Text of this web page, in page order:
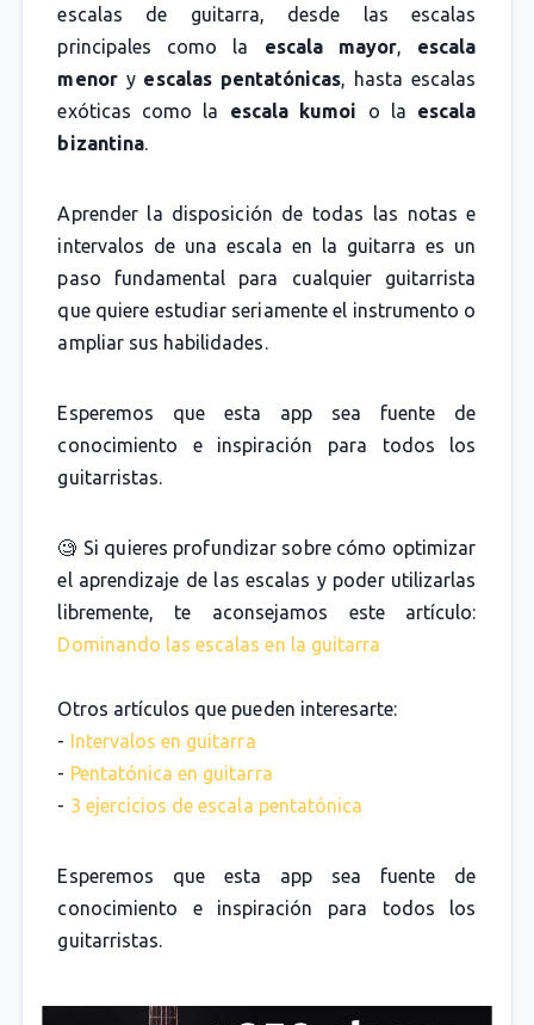
escalas de guitarra, desde las escalas
principales como la escala mayor, escala
menory escalas pentatónicas, hasta escalas
exóticas como la escala kumoi o la escala
bizantina.
Aprender la disposición de todas las notas e
intervalos de una escala en la guitarra es un
paso fundamental para cualquier guitarrista
que quiere estudiar seriamente el instrumento o
ampliar sus habilidades.
Esperemos que esta app sea fuente de
conocimiento e inspiración para todos los
guitarristas.
🧐 Si quieres profundizar sobre cómo optimizar
el aprendizaje de las escalas y poder utilizarlas
libremente, te aconsejamos este artículo:
Dominando las escalas en la guitarra
Otros artículos que pueden interesarte:
- Intervalos en guitarra
- Pentatónica en guitarra
- 3 ejercicios de escala pentatónica
Esperemos que esta app sea fuente de
conocimiento e inspiración para todos los
guitarristas.